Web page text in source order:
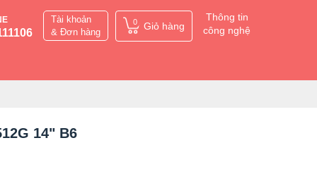
Tài khoản
& Đơn hàng
0 Giỏ hàng
Thông tin
công nghệ
14" B6